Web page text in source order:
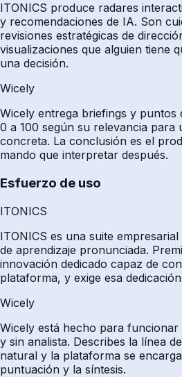
ITONICS produce radares
y recomendaciones de IA. Son
revisiones estratégicas de
visualizaciones que alguien tiene
una decisión.
Wicely
Wicely entrega briefings y puntos
0 a 100 según su relevancia para
concreta. La conclusión es el
mando que interpretar después.
Esfuerzo de uso
ITONICS
ITONICS es una suite
de aprendizaje pronunciada.
innovación dedicado capaz de
plataforma, y exige esa
Wicely
Wicely está hecho para
y sin analista. Describes la línea
natural y la plataforma se
puntuación y la síntesis.